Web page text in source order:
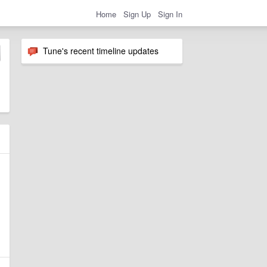
Home Sign Up Sign In
Tune's recent timeline updates